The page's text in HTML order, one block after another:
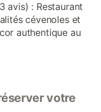
avis) : Restaurant
cévenoles et
authentique au
votre